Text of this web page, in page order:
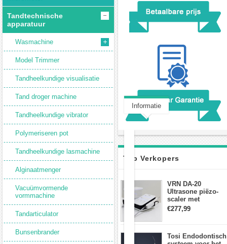
Tandtechnische
apparatuur
Wasmachine
Model Trimmer
Tandheelkundige visualisatie
Tand droger machine
Tandheelkundige vibrator
Polymeriseren pot
Tandheelkundige lasmachine
Alginaatmenger
Vacuümvormende
vormmachine
Tandarticulator
Bunsenbrander
Top Verkopers
VRN DA-20
Ultrasone piëzo-
scaler met
waterfles Fit EMS
draadloos
€277,99
Tosi Endodontisch
Informatie
Klantbeoordeling(0)
Tandheelkundige
laboratorium
compressie
Compressor
Lab
apparatuur
Specificaties: